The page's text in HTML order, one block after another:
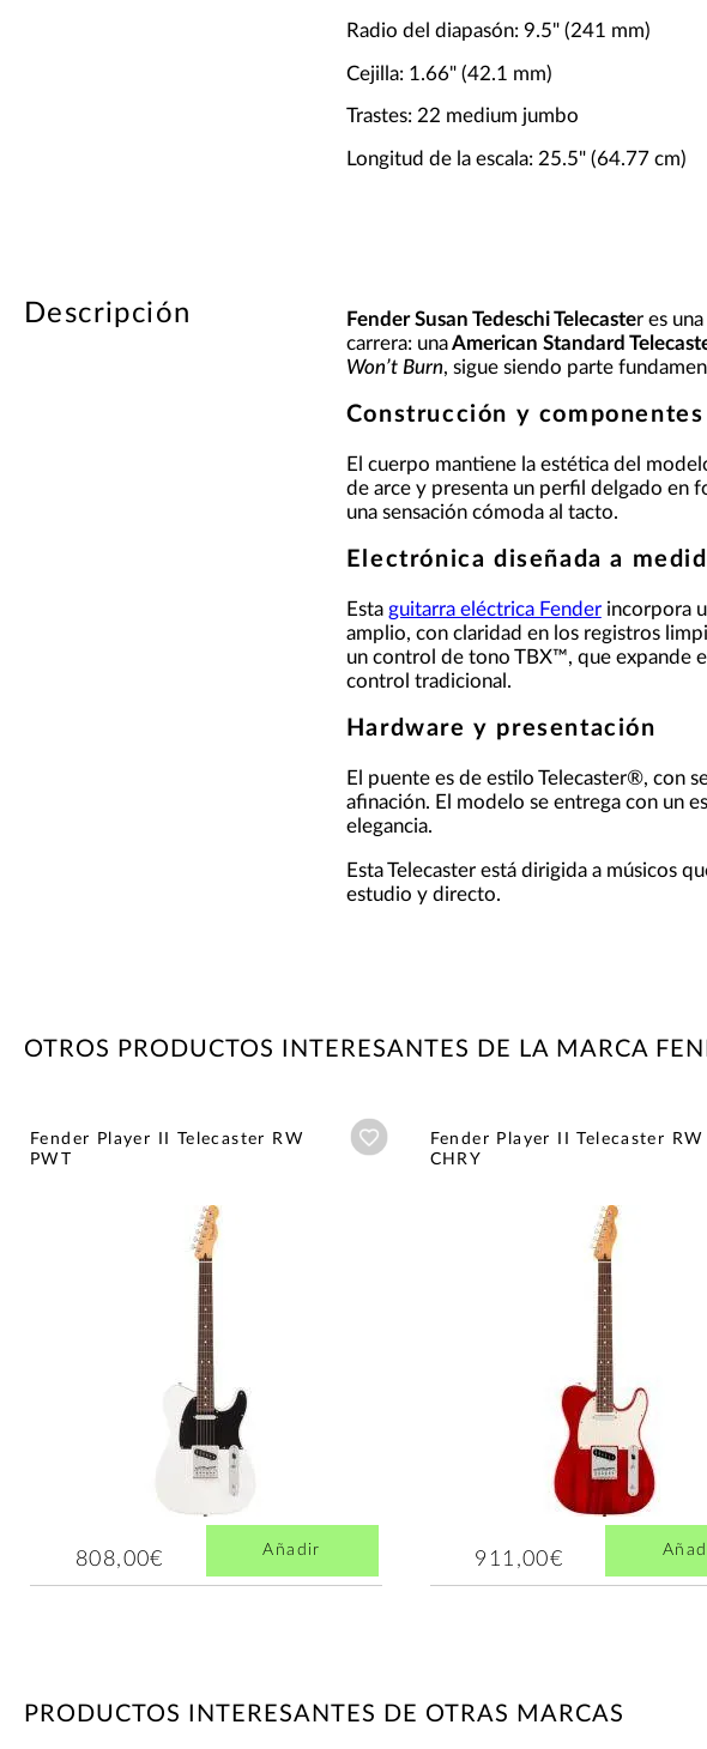
Radio del diapasón: 9.5" (241 mm)
Cejilla: 1.66" (42.1 mm)
Trastes: 22 medium jumbo
Longitud de la escala: 25.5" (64.77 cm)
Descripción Fender Susan Tedeschi Telecaster es una
carrera: unaAmerican Standard
Won’t Burn, sigue siendo parte
Construcción y
El cuerpo mantiene la estética del
de arce y presenta un perfil delgado en
una sensación cómoda al tacto.
Electrónica diseñada a
Esta guitarra eléctrica Fenderincorpora
amplio, con claridad en los registros
un control de tono TBX™, que expande
control tradicional.
Hardware y presentación
El puente es de estilo Telecaster®, con
afinación. El modelo se entrega con un
elegancia.
Esta Telecaster está dirigida a músicos
estudio y directo.
OTROS PRODUCTOS INTERESANTES DE LA MARCA
Fender Player II Telecaster RW
PWT
Añadir a wishlist
808,00€ Añadir
Fender Player II Telecaster RW
CHRY
911,00€
PRODUCTOS INTERESANTES DE OTRAS MARCAS